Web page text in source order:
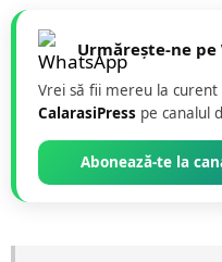
Urmărește-ne pe
Vrei să fii mereu la
CalarasiPress pe canalul
Abonează-te la